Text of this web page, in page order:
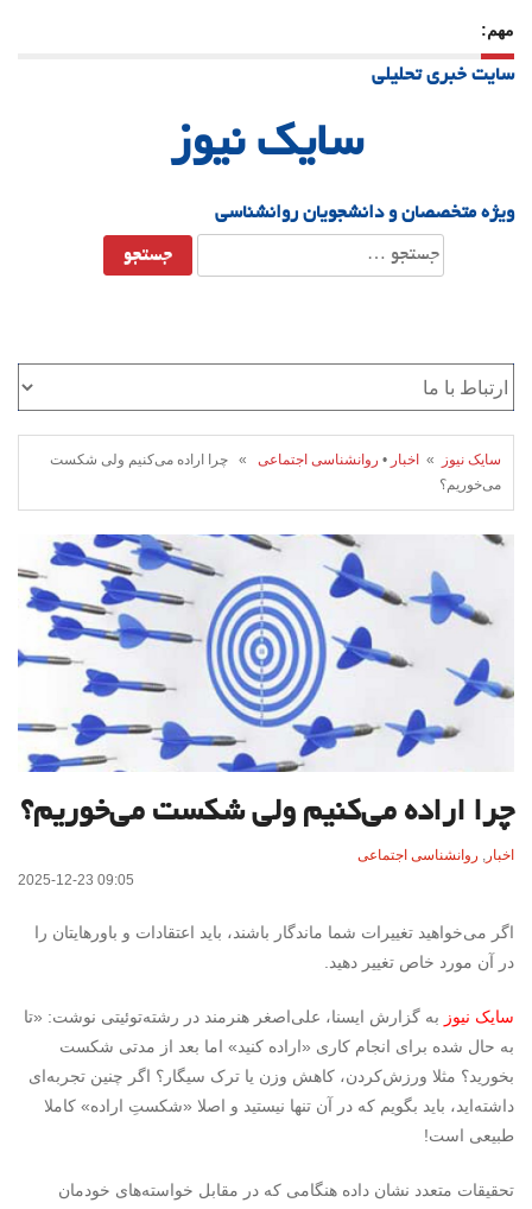
مهم:
21 دسامبر 25
سایت خبری تحلیلی
سایک نیوز
ویژه متخصصان و دانشجویان روانشناسی
جستجو
برای:
سایک نیوز » اخبار • روانشناسی اجتماعی » چرا اراده می‌کنیم ولی شکست
می‌خوریم؟
چرا اراده می‌کنیم ولی شکست می‌خوریم؟
اخبار , روانشناسی اجتماعی
2025-12-23 09:05
اگر می‌خواهید تغییرات شما ماندگار باشند، باید اعتقادات و باورهایتان را
در آن مورد خاص تغییر دهید.
سایک نیوز به گزارش ایسنا، علی‌اصغر هنرمند در رشته‌توئیتی نوشت: «تا
به حال شده برای انجام کاری «اراده کنید» اما بعد از مدتی شکست
بخورید؟ مثلا ورزش‌کردن، کاهش وزن یا ترک سیگار؟ اگر چنین تجربه‌ای
داشته‌اید، باید بگویم که در آن تنها نیستید و اصلا «شکستِ اراده» کاملا
طبیعی است!
تحقیقات متعدد نشان‌ داده هنگامی که در مقابل خواسته‌های خودمان